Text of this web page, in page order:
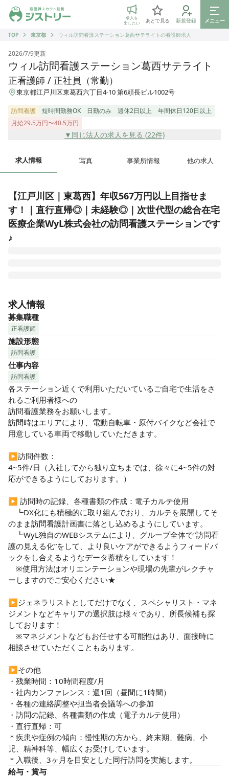
ジストリー 看護師の転職マッチング
求人を
出したい
あとで見る 新規登録
メニュー
TOP
東京都 ウィル訪問看護ステーション葛西サテライトの看護師求人
2026/7/9更新
ウィル訪問看護ステーション葛西サテライト
正看護師 / 正社員（常勤）
東京都江戸川区東葛西六丁目4-10 第6頼長ビル1002号
訪問看護 短時間勤務OK 日勤のみ 週休2日以上
年間休日120日以上
月給29.5万円〜40.5万円
▼同じ法人の求人を見る (22件)
求人情報 写真 事業所情報 他の求人
【江戸川区｜東葛西】年収567万円以上目指せま
す！｜直行直帰◎｜未経験◎｜次世代型の総合在宅
医療企業WyL株式会社の訪問看護ステーションです
♪
択肢を“という理念を掲げ、利用者さまが住み慣れたご自宅
で、快適に過ごせるようにサポートをおこなっています。ウ
ィルの理念に共感していただける方、ぜひ一緒に施設を作り
上げていきましょう♪
◼︎◼︎ポイント◼︎◼︎
☆年収567万円以上のチャンスあり！
より働きたい・稼ぎたい方には、オンコール、近距離手当、
サンキュー手当など各種手当が充実しているため、メンバー
でも年収500万円以上が可能です♪
☆「交換留学制度」※や若手の方からベテランの方までしっ
♪（※全国にある同法人の他事業所への研修）
☆自社開発のWyLクラウドの使用（オハマシステムベースの
業務効率upと負担の軽減と患者様やご家族に細やかな価値あ
る在宅医療が提供できるよう積極的にDX化に取り組んでいる
法人です♪
☆直行直帰可、年間休日120日、手当や福利厚生充実でとて
も働きやすい職場です♪
求人情報
募集職種
正看護師
施設形態
訪問看護
仕事内容
訪問看護
各ステーション近くで利用いただいているご自宅で生活をさ
れるご利用者様への
訪問看護業務をお願いします。
訪問時はエリアにより、電動自転車・原付バイクなど会社で
用意している車両で移動していただきます。
▶️訪問件数：
4~5件/日（入社してから独り立ちまでは、徐々に4~5件の対
応ができるようにしております。）
▶️ 訪問時の記録、各種書類の作成：電子カルテ使用
┗DX化にも積極的に取り組んでおり、カルテを展開してそ
のまま訪問看護計画書に落とし込めるようにしています。
┗WyL独自のWEBシステムにより、グループ全体で“訪問看
護の見える化”をして、より良いケアができるようフィードバ
ックをし合えるようなデータ蓄積をしています！
※使用方法はオリエンテーションや現場の先輩がレクチャ
ーしますのでご安心ください★
▶️ジェネラリストとしてだけでなく、スペシャリスト・マネ
ジメントなどキャリアの選択肢は様々であり、所長候補も探
しております！
※マネジメントなどもお任せする可能性はあり、面接時に
相談させていただくこともあります。
▶️その他
・残業時間：10時間程度/月
・社内カンファレンス：週1回（昼間に1時間）
・各種の連絡調整や担当者会議等への参加
・訪問の記録、各種書類の作成（電子カルテ使用）
・直行直帰：可
＊疾患や症例の傾向：慢性期の方から、終末期、難病、小
児、精神科等、幅広くお受けしています。
＊入職後、3ヶ月を目安とした同行訪問を実施します。
給与・賞与